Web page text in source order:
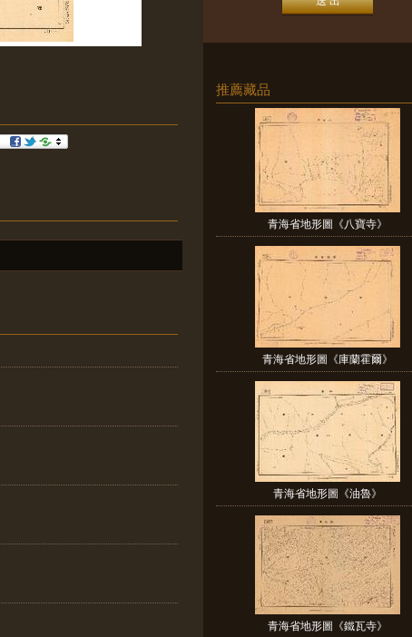
推薦藏品
青海省地形圖《八寶寺》
青海省地形圖《庫蘭霍爾》
青海省地形圖《油魯》
青海省地形圖《鐵瓦寺》